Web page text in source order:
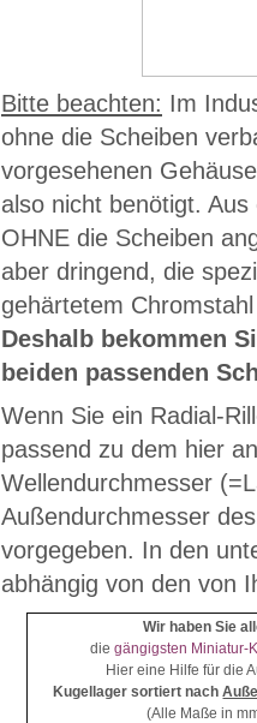
Bitte beachten: Im
ohne die Scheiben
vorgesehenen
also nicht benötigt.
OHNE die Scheiben
aber dringend, die
gehärtetem
Deshalb bekommen
beiden passenden
Wenn Sie ein Radial-
passend zu dem hier
Wellendurchmesser
Außendurchmesser
vorgegeben. In den
abhängig von den von
Wir haben Sie
die gängigsten Miniatur-
Hier eine Hilfe für die
Kugellager sortiert nach
(Alle Maße in